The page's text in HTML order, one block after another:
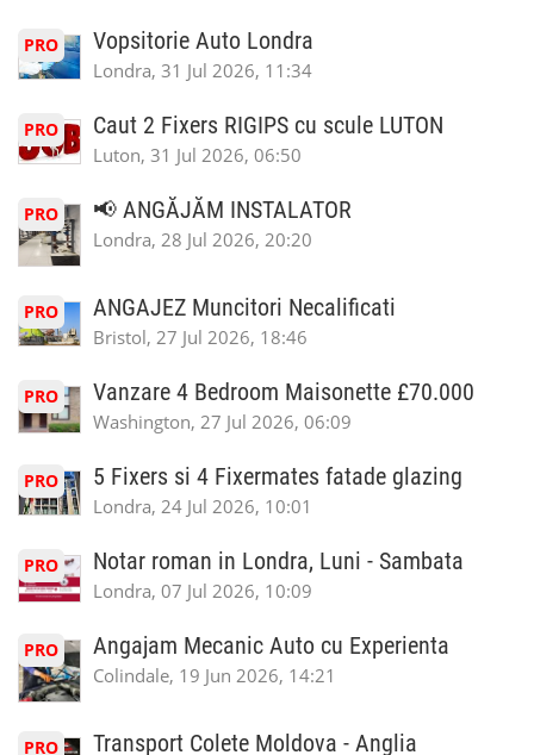
PRO Vopsitorie Auto Londra
Londra, 31 Jul 2026, 11:34
PRO Caut 2 Fixers RIGIPS cu scule LUTON
Luton, 31 Jul 2026, 06:50
PRO 📢 ANGĂJĂM INSTALATOR
Londra, 28 Jul 2026, 20:20
PRO ANGAJEZ Muncitori Necalificati
Bristol, 27 Jul 2026, 18:46
PRO Vanzare 4 Bedroom Maisonette £70.000
Washington, 27 Jul 2026, 06:09
PRO 5 Fixers si 4 Fixermates fatade glazing
Londra, 24 Jul 2026, 10:01
PRO Notar roman in Londra, Luni - Sambata
Londra, 07 Jul 2026, 10:09
PRO Angajam Mecanic Auto cu Experienta
Colindale, 19 Jun 2026, 14:21
PRO Transport Colete Moldova - Anglia